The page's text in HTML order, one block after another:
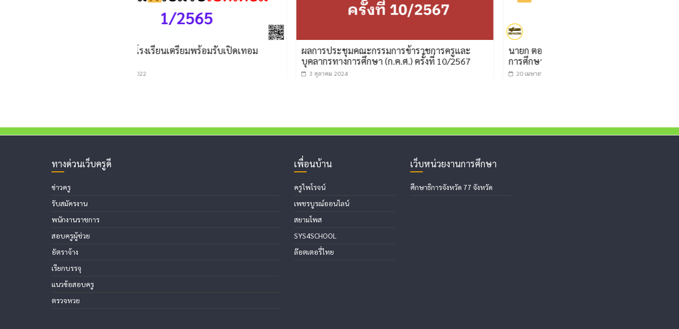
ต.ศธ. สั่งโรงเรียนเตรียมพร้อมรับเปิดเทอม
ผลการประชุมคณะกรรมการข้าราชการครูและ
บุคลากรทางการศึกษา (ก.ค.ศ.) ครั้งที่ 10/2567
นายก ตอบกระทู้ถามเรื่อง “ปัญหาความเหลื่อมล้ำ
การศึกษาไทย”
ทางด่วนเว็บครูดี
ข่าวครู
รับสมัครงาน
พนักงานราชการ
สอบครูผู้ช่วย
อัตราจ้าง
เรียกบรรจุ
แนวข้อสอบครู
ตรวจหวย
เพื่อนบ้าน
ครูไพโรจน์
เพชรบูรณ์ออนไลน์
สยามโพส
SYS4SCHOOL
ล๊อตเตอรี่ไทย
เว็บหน่วยงานการศึกษา
ศึกษาธิการจังหวัด 77 จังหวัด